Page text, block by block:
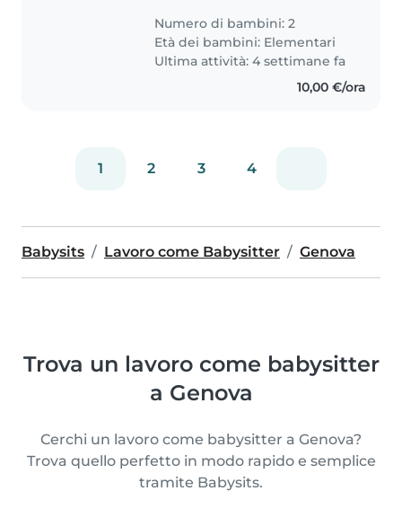
nostra famiglia ha bisogno di
qualcuno che possa prendersi
cura dei nostri figli a casa nostra...
Numero di bambini: 2
Età dei bambini: Elementari
Ultima attività: 4 settimane fa
10,00 €/ora
1 2 3 4
Babysits Lavoro come Babysitter Genova
Trova un lavoro come babysitter
a Genova
Cerchi un lavoro come babysitter a Genova?
Trova quello perfetto in modo rapido e semplice
tramite Babysits.